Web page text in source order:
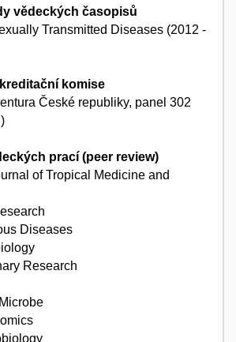
vědeckých časopisů
Transmitted Diseases (2012 -
komise
České republiky, panel 302
prací (peer review)
of Tropical Medicine and
Diseases
Research